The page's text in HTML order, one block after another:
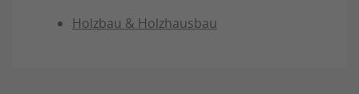
Holzbau & Holzhausbau